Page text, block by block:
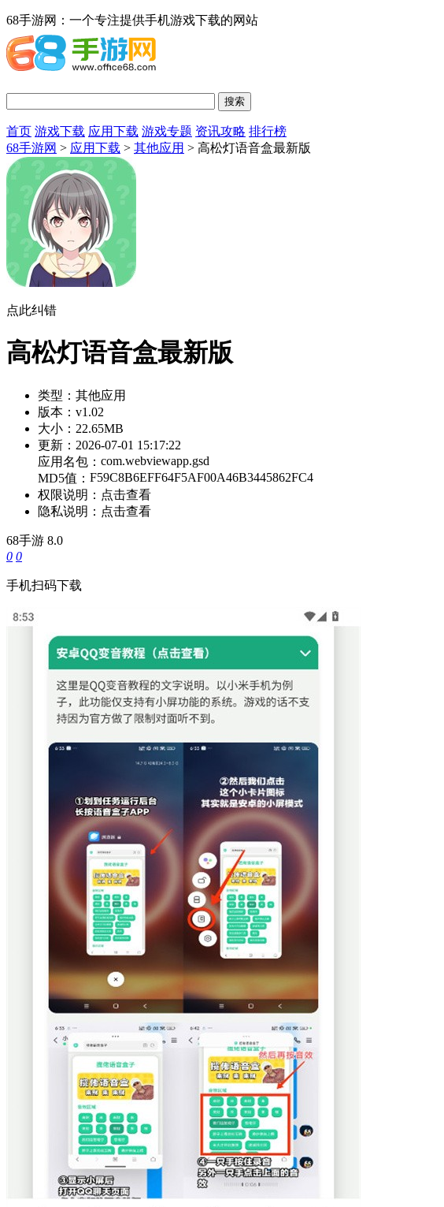
68手游网：一个专注提供手机游戏下载的网站
首页 游戏下载 应用下载 游戏专题 资讯攻略 排行榜
68手游网 > 应用下载 > 其他应用 > 高松灯语音盒最新版
点此纠错
高松灯语音盒最新版
类型： 其他应用
版本： v1.02
大小： 22.65MB
更新： 2026-07-01 15:17:22
应用名包： com.webviewapp.gsd
MD5值： F59C8B6EFF64F5AF00A46B3445862FC4
权限说明： 点击查看
隐私说明： 点击查看
68手游 8.0
0 0
手机扫码下载